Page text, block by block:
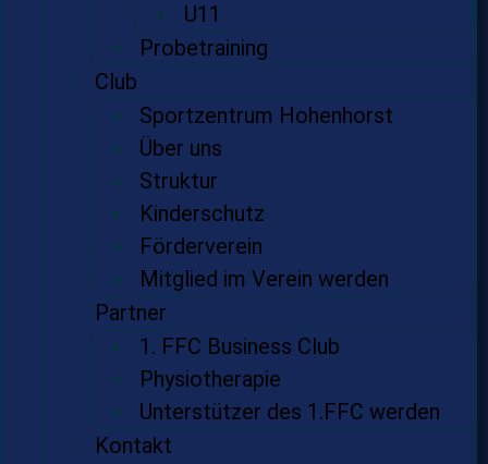
U11
Probetraining
Club
Sportzentrum Hohenhorst
Über uns
Struktur
Kinderschutz
Förderverein
Mitglied im Verein werden
Partner
1. FFC Business Club
Physiotherapie
Unterstützer des 1.FFC werden
Kontakt